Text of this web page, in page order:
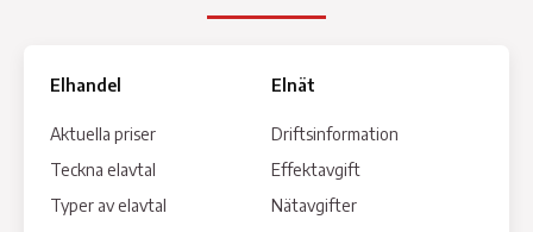
Elhandel
Aktuella priser
Teckna elavtal
Typer av elavtal
Elnät
Driftsinformation
Effektavgift
Nätavgifter